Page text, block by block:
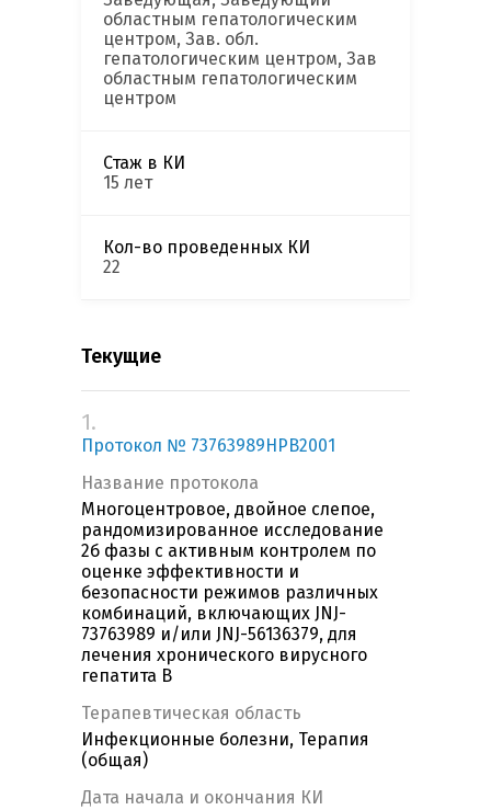
областным гепатологическим
центром, Зав. обл.
гепатологическим центром, Зав
областным гепатологическим
центром
Стаж в КИ
15 лет
Кол-во проведенных КИ
22
Текущие
1.
Протокол № 73763989HPB2001
Название протокола
Многоцентровое, двойное слепое,
рандомизированное исследование
2б фазы с активным контролем по
оценке эффективности и
безопасности режимов различных
комбинаций, включающих JNJ-
73763989 и/или JNJ-56136379, для
лечения хронического вирусного
гепатита B
Терапевтическая область
Инфекционные болезни, Терапия
(общая)
Дата начала и окончания КИ